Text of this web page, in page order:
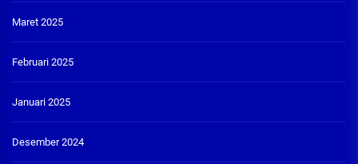
Maret 2025
Februari 2025
Januari 2025
Desember 2024